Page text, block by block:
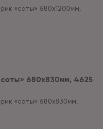
«соты» 680х1200мм,
680х830мм, 4625
«соты» 680х830мм,